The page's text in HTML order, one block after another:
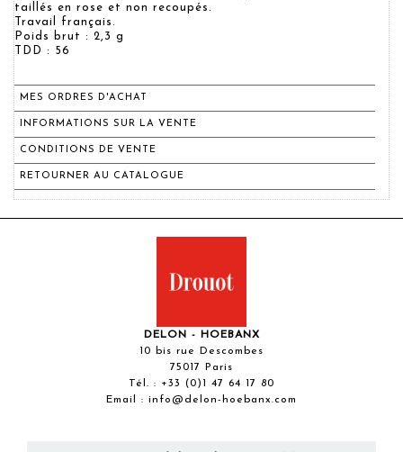
taillés en rose et non recoupés.
Travail français.
Poids brut : 2,3 g
TDD : 56
MES ORDRES D'ACHAT
INFORMATIONS SUR LA VENTE
CONDITIONS DE VENTE
RETOURNER AU CATALOGUE
DELON - HOEBANX
10 bis rue Descombes
75017 Paris
Tél. : +33 (0)1 47 64 17 80
Email : info@delon-hoebanx.com